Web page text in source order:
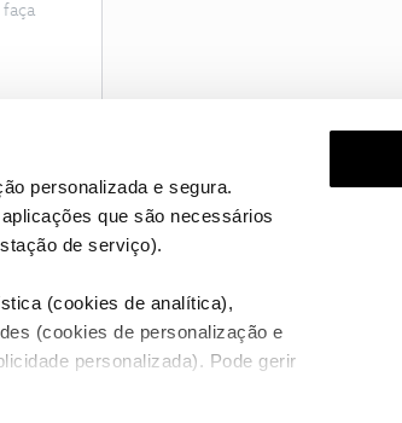
personalizada e segura.
que são necessários
de serviço).
(cookies de analítica),
(cookies de personalização e
personalizada). Pode gerir
statement